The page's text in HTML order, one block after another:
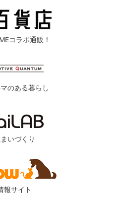
コラボ通販！
のある暮らし
いづくり
報サイト